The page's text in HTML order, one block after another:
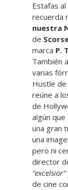
Estafas
recuerda
nuestra
de
marca P.
También
varias
Hustle de
reúne a
de
algún
una gran
una
pero ni
director
“excelsior”
de cine